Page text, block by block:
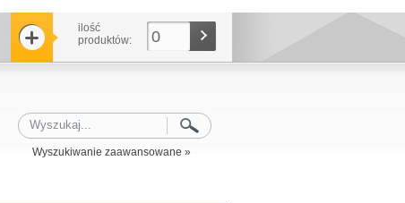
ilość
produktów:
0
Wyszukiwanie zaawansowane »